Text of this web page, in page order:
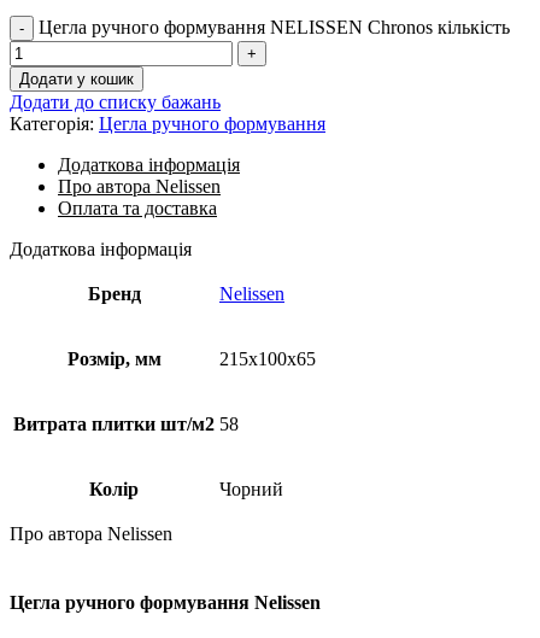
Цегла ручного формування NELISSEN Chronos кількість
Додати у кошик
Додати до списку бажань
Категорія: Цегла ручного формування
Додаткова інформація
Про автора Nelissen
Оплата та доставка
Додаткова інформація
Бренд Nelissen
Розмір, мм 215х100х65
Витрата плитки шт/м2 58
Колір Чорний
Про автора Nelissen
Цегла ручного формування Nelissen